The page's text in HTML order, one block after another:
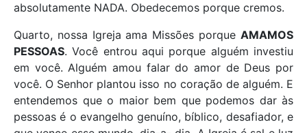
absolutamente NADA. Obedecemos porque cremos.
Quarto, nossa Igreja ama Missões porque AMAMOS
PESSOAS. Você entrou aqui porque alguém investiu
em você. Alguém amou falar do amor de Deus por
você. O Senhor plantou isso no coração de alguém. E
entendemos que o maior bem que podemos dar às
pessoas é o evangelho genuíno, bíblico, desafiador, e